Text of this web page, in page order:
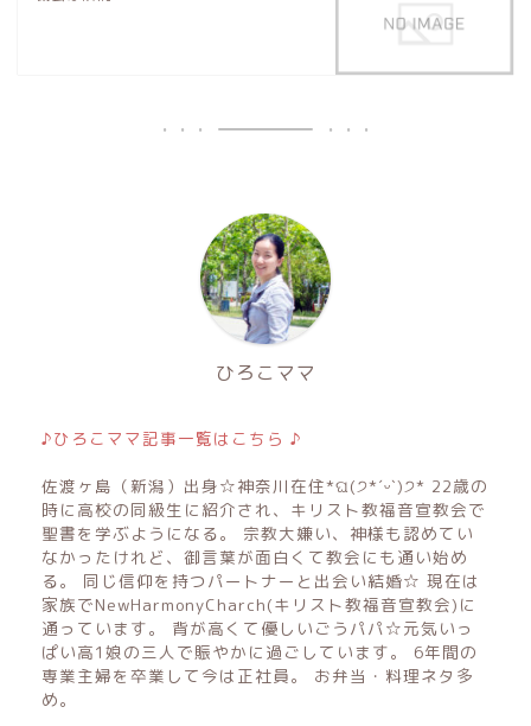
ひろこママ
♪ひろこママ記事一覧はこちら ♪
佐渡ヶ島（新潟）出身☆神奈川在住*ଘ(੭*ˊᵕˋ)੭* 22歳の
時に高校の同級生に紹介され、キリスト教福音宣教会で
聖書を学ぶようになる。 宗教大嫌い、神様も認めてい
なかったけれど、御言葉が面白くて教会にも通い始め
る。 同じ信仰を持つパートナーと出会い結婚☆ 現在は
家族でNewHarmonyCharch(キリスト教福音宣教会)に
通っています。 背が高くて優しいごうパパ☆元気いっ
ぱい高1娘の三人で賑やかに過ごしています。 6年間の
専業主婦を卒業して今は正社員。 お弁当・料理ネタ多
め。